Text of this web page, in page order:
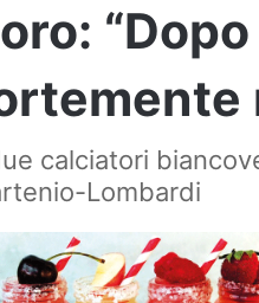
calciatori
Lombardi